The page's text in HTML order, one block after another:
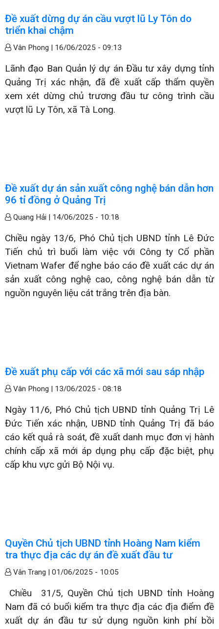
Đề xuất dừng dự án cầu vượt lũ Ly Tôn do
triển khai chậm
Vân Phong | 16/06/2025 - 09:13
Lãnh đạo Ban Quản lý dự án Đầu tư xây dựng tỉnh
Quảng Trị xác nhận, đã đề xuất cấp thẩm quyền
xem xét dừng chủ trương đầu tư công trình cầu
vượt lũ Ly Tôn, xã Tà Long.
Đề xuất dự án sản xuất công nghệ bán dẫn hơn
96 tỉ đồng ở Quảng Trị
Quang Hải | 14/06/2025 - 10:18
Chiều ngày 13/6, Phó Chủ tịch UBND tỉnh Lê Đức
Tiến chủ trì buổi làm việc với Công ty Cổ phần
Vietnam Wafer để nghe báo cáo đề xuất các dự án
sản xuất công nghệ cao, công nghệ bán dẫn từ
nguồn nguyên liệu cát trắng trên địa bàn.
Đề xuất phụ cấp với các xã mới sau sáp nhập
Vân Phong | 13/06/2025 - 08:18
Ngày 11/6, Phó Chủ tịch UBND tỉnh Quảng Trị Lê
Đức Tiến xác nhận, UBND tỉnh Quảng Trị đã báo
cáo kết quả rà soát, đề xuất danh mục đơn vị hành
chính cấp xã mới áp dụng phụ cấp đặc biệt, phụ
cấp khu vực gửi Bộ Nội vụ.
Quyền Chủ tịch UBND tỉnh Hoàng Nam kiểm
tra thực địa các dự án đề xuất đầu tư
Vân Trang | 01/06/2025 - 10:05
Chiều 31/5, Quyền Chủ tịch UBND tỉnh Hoàng
Nam đã có buổi kiểm tra thực địa các địa điểm đề
xuất dự án đầu tư sử dụng nguồn kinh phí bồi